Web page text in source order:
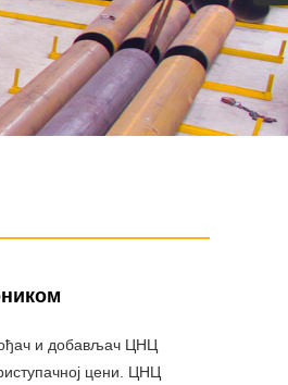
и добављач ЦНЦ
цени. ЦНЦ